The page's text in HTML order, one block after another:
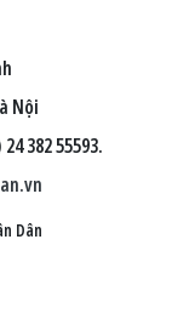
Nội
382 55593.
Dân